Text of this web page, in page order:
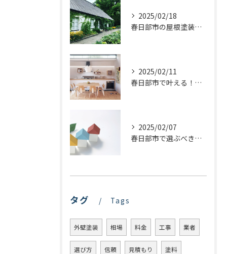
2025/02/18
春日部市の屋根塗装：最適な業者選びで価格を抑える方法
2025/02/11
春日部市で叶える！理想のキッチンリフォームを実現するステップ
2025/02/07
春日部市で選ぶべき屋根塗装の種類とは？プロが教える最適な選び方
タグ Tags
外壁塗装 相場 料金 工事 業者
選び方 信頼 見積もり 塗料